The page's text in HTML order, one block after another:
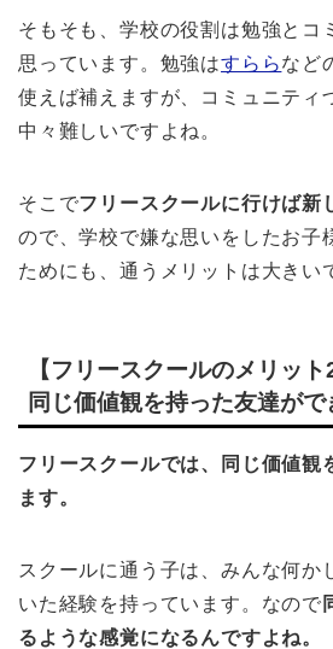
そもそも、学校の役割は勉強とコ
思っています。勉強はすららなど
使えば補えますが、コミュニティ
中々難しいですよね。
そこでフリースクールに行けば新
ので、学校で嫌な思いをしたお子
ためにも、通うメリットは大きい
【フリースクールのメリット2
同じ価値観を持った友達がで
フリースクールでは、同じ価値観
ます。
スクールに通う子は、みんな何か
いた経験を持っています。なので
るような感覚になるんですよね。